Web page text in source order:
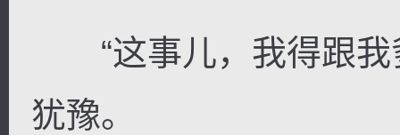
“这事儿，我得跟我
犹豫。